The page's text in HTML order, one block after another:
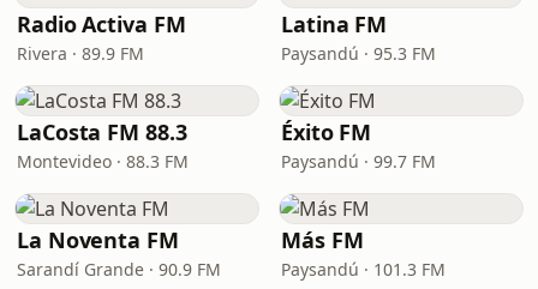
Radio Activa FM
Rivera · 89.9 FM
Latina FM
Paysandú · 95.3 FM
LaCosta FM 88.3
Montevideo · 88.3 FM
Éxito FM
Paysandú · 99.7 FM
La Noventa FM
Sarandí Grande · 90.9 FM
Más FM
Paysandú · 101.3 FM